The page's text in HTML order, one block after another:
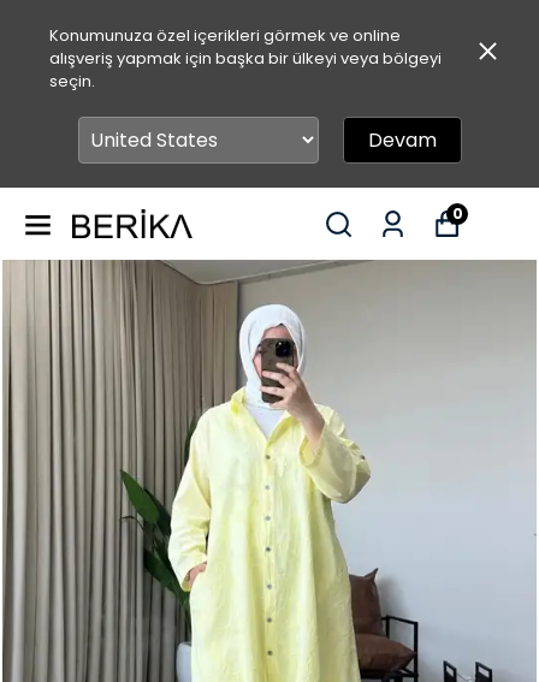
Konumunuza özel içerikleri görmek ve online
alışveriş yapmak için başka bir ülkeyi veya bölgeyi
seçin.
Devam
0